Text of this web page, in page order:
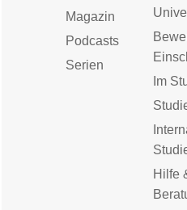
Magazin
Podcasts
Serien
Im
Hilfe